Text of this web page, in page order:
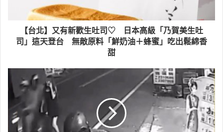
【台北】又有新歡生吐司♡ 日本高級「乃賀美生吐
司」這天登台 無敵原料「鮮奶油＋蜂蜜」吃出鬆綿香
甜